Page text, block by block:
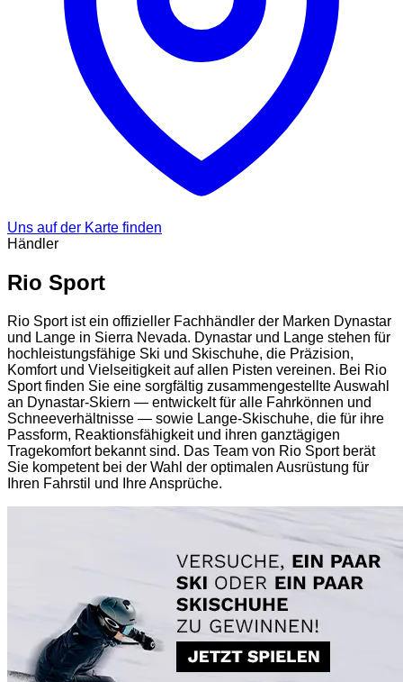
Uns auf der Karte finden
Händler
Rio Sport
Rio Sport ist ein offizieller Fachhändler der Marken Dynastar
und Lange in Sierra Nevada. Dynastar und Lange stehen für
hochleistungsfähige Ski und Skischuhe, die Präzision,
Komfort und Vielseitigkeit auf allen Pisten vereinen. Bei Rio
Sport finden Sie eine sorgfältig zusammengestellte Auswahl
an Dynastar-Skiern — entwickelt für alle Fahrkönnen und
Schneeverhältnisse — sowie Lange-Skischuhe, die für ihre
Passform, Reaktionsfähigkeit und ihren ganztägigen
Tragekomfort bekannt sind. Das Team von Rio Sport berät
Sie kompetent bei der Wahl der optimalen Ausrüstung für
Ihren Fahrstil und Ihre Ansprüche.